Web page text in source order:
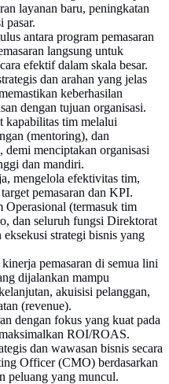
layanan baru, peningkatan
pasar.
antara program pemasaran
langsung untuk
efektif dalam skala besar.
dan arahan yang jelas
keberhasilan
dengan tujuan organisasi.
kapabilitas tim melalui
(mentoring), dan
demi menciptakan organisasi
dan mandiri.
mengelola efektivitas tim,
pemasaran dan KPI.
Operasional (termasuk tim
dan seluruh fungsi Direktorat
eksekusi strategi bisnis yang
pemasaran di semua lini
dijalankan mampu
akuisisi pelanggan,
(revenue).
dengan fokus yang kuat pada
ROI/ROAS.
dan wawasan bisnis secara
Officer (CMO) berdasarkan
peluang yang muncul.